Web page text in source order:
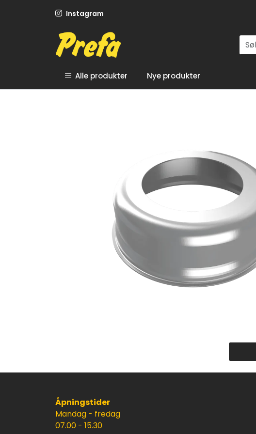
Instagram
Alle produkter Nye produkter
Åpningstider
Mandag - fredag
07.00 - 15.30